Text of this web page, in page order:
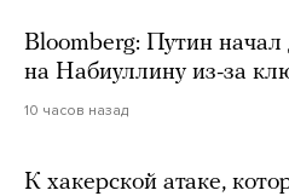
Bloomberg: Путин начал
на Набиуллину из-за
10 часов назад
К хакерской атаке,